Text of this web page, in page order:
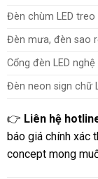
Đèn chùm LED treo
Đèn mưa, đèn sao
Cổng đèn LED
Đèn neon sign chữ
👉 Liên hệ
báo giá chính xác
concept mong